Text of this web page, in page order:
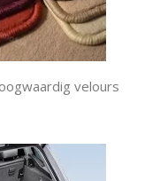
velours